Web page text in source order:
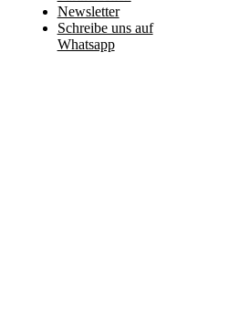
Newsletter
Schreibe uns auf
Whatsapp